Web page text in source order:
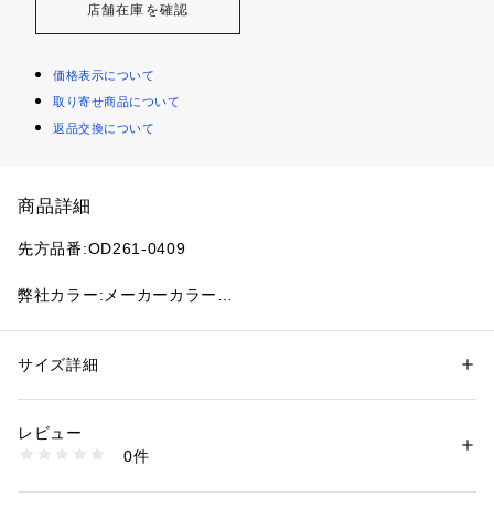
店舗在庫を確認
価格表示について
取り寄せ商品について
返品交換について
商品詳細
先方品番:OD261-0409
弊社カラー:メーカーカラー
ブラウン(020):BRN MIX
み上げたペーパーハット。
性別：レディース
素材：本体:分類外繊維（紙）100% リボン:ポリエステル100%
洗濯：本体:洗濯不可
※詳しい洗濯方法については、商品の品質表示タグをご覧ください
26095710001710 （ショップ）
サイズ詳細
レビュー
0件